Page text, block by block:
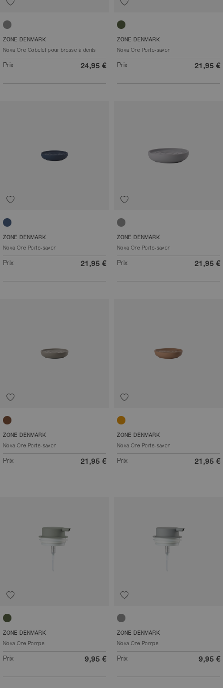
Gris clair
ZONE DENMARK
Nova One Gobelet pour brosse à dents
Prix 24,95 €
Vert matcha
ZONE DENMARK
Nova One Porte-savon
Prix 21,95 €
Bleu roi
ZONE DENMARK
Nova One Porte-savon
Prix 21,95 €
Gris mouette
ZONE DENMARK
Nova One Porte-savon
Prix 21,95 €
Taupe
ZONE DENMARK
Nova One Porte-savon
Prix 21,95 €
Mandarine
ZONE DENMARK
Nova One Porte-savon
Prix 21,95 €
Vert matcha
ZONE DENMARK
Nova One Pompe
Prix 9,95 €
Gris
ZONE DENMARK
Nova One Pompe
Prix 9,95 €